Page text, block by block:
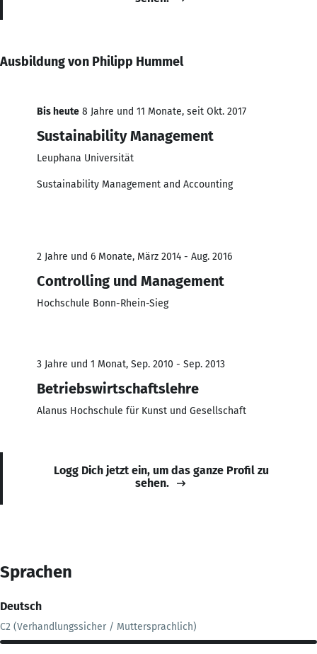
Ausbildung von Philipp Hummel
Bis heute 8 Jahre und 11 Monate, seit Okt. 2017
Sustainability Management
Leuphana Universität
Sustainability Management and Accounting
2 Jahre und 6 Monate, März 2014 - Aug. 2016
Controlling und Management
Hochschule Bonn-Rhein-Sieg
3 Jahre und 1 Monat, Sep. 2010 - Sep. 2013
Betriebswirtschaftslehre
Alanus Hochschule für Kunst und Gesellschaft
Logg Dich jetzt ein, um das ganze Profil zu
sehen.
Sprachen
Deutsch
C2 (Verhandlungssicher / Muttersprachlich)